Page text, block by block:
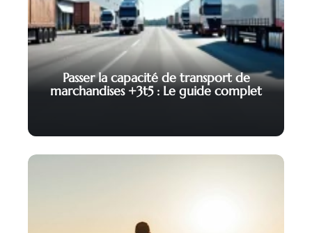
Passer la capacité de transport de
marchandises +3t5 : Le guide complet